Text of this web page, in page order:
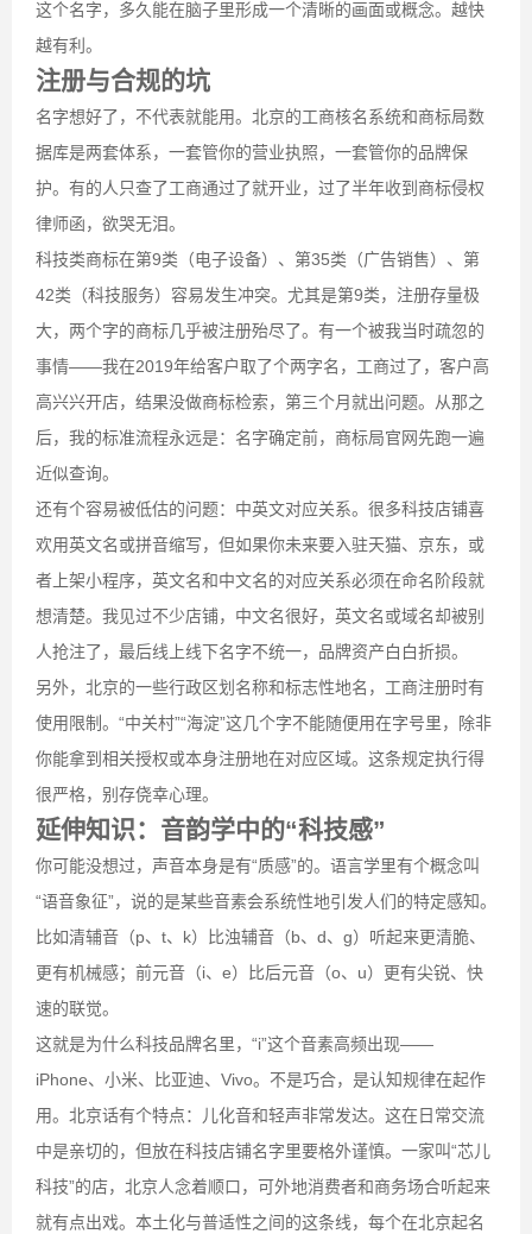
这个名字，多久能在脑子里形成一个清晰的画面或概念。越快
越有利。
注册与合规的坑
名字想好了，不代表就能用。北京的工商核名系统和商标局数
据库是两套体系，一套管你的营业执照，一套管你的品牌保
护。有的人只查了工商通过了就开业，过了半年收到商标侵权
律师函，欲哭无泪。
科技类商标在第9类（电子设备）、第35类（广告销售）、第
42类（科技服务）容易发生冲突。尤其是第9类，注册存量极
大，两个字的商标几乎被注册殆尽了。有一个被我当时疏忽的
事情——我在2019年给客户取了个两字名，工商过了，客户高
高兴兴开店，结果没做商标检索，第三个月就出问题。从那之
后，我的标准流程永远是：名字确定前，商标局官网先跑一遍
近似查询。
还有个容易被低估的问题：中英文对应关系。很多科技店铺喜
欢用英文名或拼音缩写，但如果你未来要入驻天猫、京东，或
者上架小程序，英文名和中文名的对应关系必须在命名阶段就
想清楚。我见过不少店铺，中文名很好，英文名或域名却被别
人抢注了，最后线上线下名字不统一，品牌资产白白折损。
另外，北京的一些行政区划名称和标志性地名，工商注册时有
使用限制。“中关村”“海淀”这几个字不能随便用在字号里，除非
你能拿到相关授权或本身注册地在对应区域。这条规定执行得
很严格，别存侥幸心理。
延伸知识：音韵学中的“科技感”
你可能没想过，声音本身是有“质感”的。语言学里有个概念叫
“语音象征”，说的是某些音素会系统性地引发人们的特定感知。
比如清辅音（p、t、k）比浊辅音（b、d、g）听起来更清脆、
更有机械感；前元音（i、e）比后元音（o、u）更有尖锐、快
速的联觉。
这就是为什么科技品牌名里，“i”这个音素高频出现——
iPhone、小米、比亚迪、Vivo。不是巧合，是认知规律在起作
用。北京话有个特点：儿化音和轻声非常发达。这在日常交流
中是亲切的，但放在科技店铺名字里要格外谨慎。一家叫“芯儿
科技”的店，北京人念着顺口，可外地消费者和商务场合听起来
就有点出戏。本土化与普适性之间的这条线，每个在北京起名